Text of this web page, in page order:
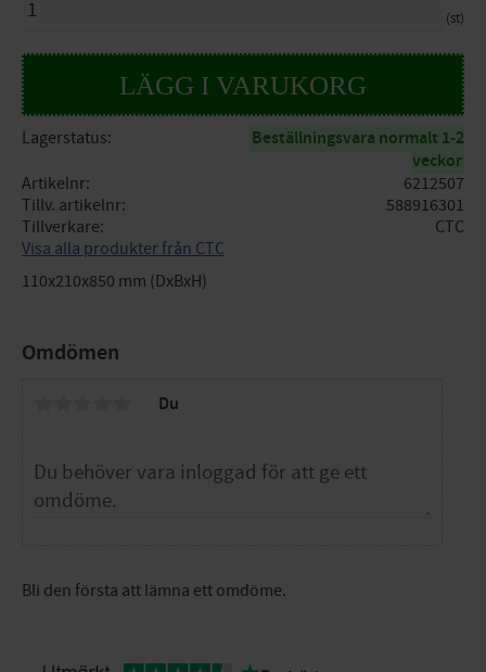
st
Lagerstatus
Beställningsvara normalt 1-2
veckor
Artikelnr
6212507
Tillv. artikelnr
588916301
Tillverkare
CTC
Visa alla produkter från CTC
110x210x850 mm (DxBxH)
Omdömen
Du
Bli den första att lämna ett omdöme.